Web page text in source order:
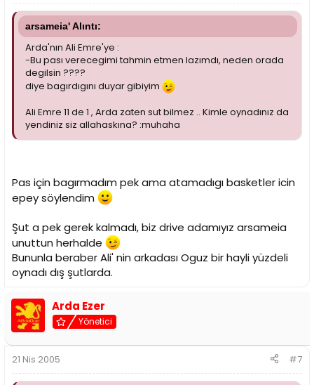
arsameia' Alıntı:
Arda'nın Ali Emre'ye :
-Bu pası verecegimi tahmin etmen lazımdı, neden orada
degilsin ????
diye bagırdıgını duyar gibiyim
Ali Emre 11 de 1 , Arda zaten sut bilmez .. Kimle oynadınız da
yendiniz siz allahaskına? :muhaha
Pas için bagırmadım pek ama atamadıgı basketler icin
epey söylendim
Şut a pek gerek kalmadı, biz drive adamıyız arsameia
unuttun herhalde
Bununla beraber Ali' nin arkadası Oguz bir hayli yüzdeli
oynadı dış şutlarda.
Arda Ezer
Yönetici
21 Nis 2005 #7